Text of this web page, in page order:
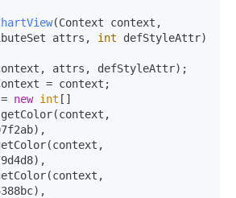
attrs, int defStyleAttr)
attrs, defStyleAttr);
= context;
=
new int []